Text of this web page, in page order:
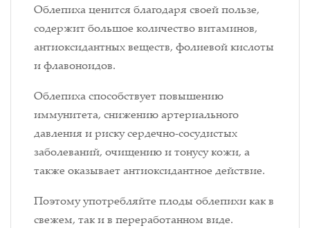
Облепиха ценится благодаря своей пользе,
содержит большое количество витаминов,
антиоксидантных веществ, фолиевой кислоты
и флавоноидов.
Облепиха способствует повышению
иммунитета, снижению артериального
давления и риску сердечно-сосудистых
заболеваний, очищению и тонусу кожи, а
также оказывает антиоксидантное действие.
Поэтому употребляйте плоды облепихи как в
свежем, так и в переработанном виде.